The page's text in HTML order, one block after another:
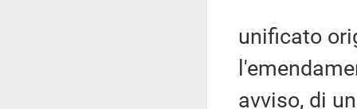
unificato
avviso, di